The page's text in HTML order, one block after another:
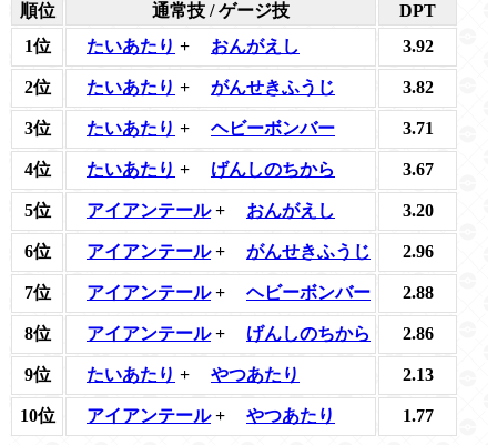
順位
通常技 / ゲージ技
DPT
1位
たいあたり + おんがえし 3.92
2位 たいあたり + がんせきふうじ 3.82
3位 たいあたり + ヘビーボンバー 3.71
4位 たいあたり + げんしのちから 3.67
5位 アイアンテール+ おんがえし 3.20
6位 アイアンテール+ がんせきふうじ 2.96
7位 アイアンテール+ ヘビーボンバー 2.88
8位 アイアンテール+ げんしのちから 2.86
9位 たいあたり + やつあたり 2.13
10位 アイアンテール+ やつあたり 1.77